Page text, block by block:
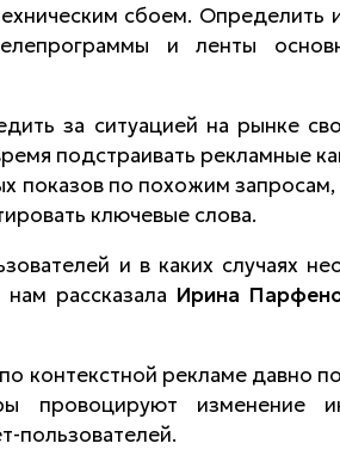
сбоем. Определить
и ленты
за ситуацией на рынке
подстраивать рекламные
показов по похожим
ключевые слова.
и в каких случаях
рассказала Ирина
контекстной рекламе давно
провоцируют изменение
пользователей.